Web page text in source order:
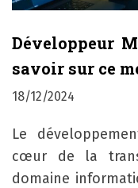
Développeur
savoir sur ce
18/12/2024
Le
cœur de la
domaine